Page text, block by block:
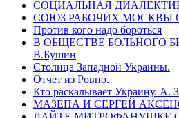
СОЦИАЛЬНАЯ
СОЮЗ РАБОЧИХ МОСКВЫ
Против кого надо бороться
В ОБЩЕСТВЕ БОЛЬНОГО
В.Бушин
Столица Западной Украины.
Отчет из Ровно.
Кто раскалывает Украину. А.
МАЗЕПА И СЕРГЕЙ